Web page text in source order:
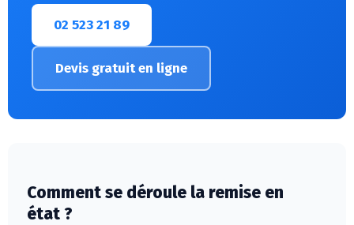
02 523 21 89
Devis gratuit en ligne
Comment se déroule la remise en
état ?